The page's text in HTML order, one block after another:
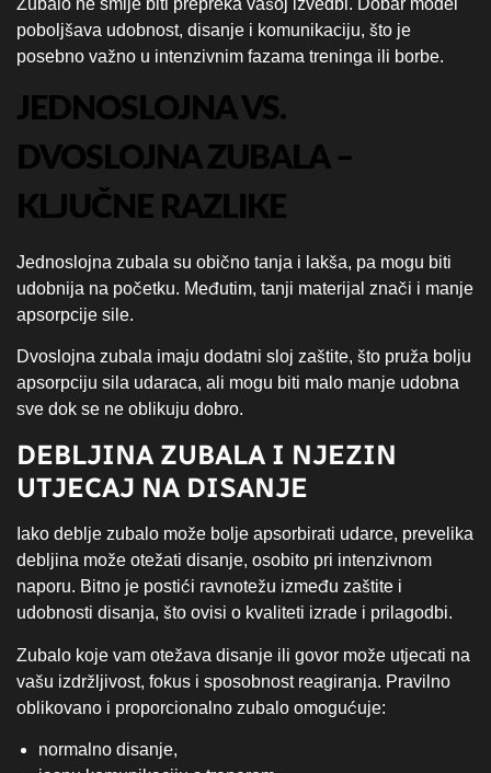
poboljšava udobnost, disanje i komunikaciju, što je
posebno važno u intenzivnim fazama treninga ili borbe.
JEDNOSLOJNA VS.
DVOSLOJNA ZUBALA –
KLJUČNE RAZLIKE
Jednoslojna zubala su obično tanja i lakša, pa mogu biti
udobnija na početku. Međutim, tanji materijal znači i manje
apsorpcije sile.
Dvoslojna zubala imaju dodatni sloj zaštite, što pruža bolju
apsorpciju sila udaraca, ali mogu biti malo manje udobna
sve dok se ne oblikuju dobro.
DEBLJINA ZUBALA I NJEZIN
UTJECAJ NA DISANJE
Iako deblje zubalo može bolje apsorbirati udarce, prevelika
debljina može otežati disanje, osobito pri intenzivnom
naporu. Bitno je postići ravnotežu između zaštite i
udobnosti disanja, što ovisi o kvaliteti izrade i prilagodbi.
Zubalo koje vam otežava disanje ili govor može utjecati na
vašu izdržljivost, fokus i sposobnost reagiranja. Pravilno
oblikovano i proporcionalno zubalo omogućuje:
normalno disanje,